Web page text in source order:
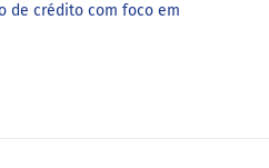
de crédito com foco em